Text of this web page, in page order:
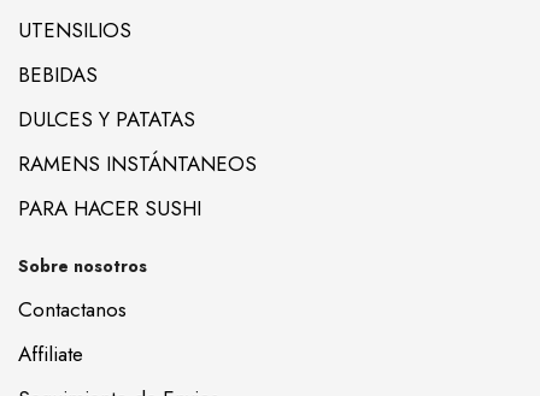
UTENSILIOS
BEBIDAS
DULCES Y PATATAS
RAMENS INSTÁNTANEOS
PARA HACER SUSHI
Sobre nosotros
Contactanos
Affiliate